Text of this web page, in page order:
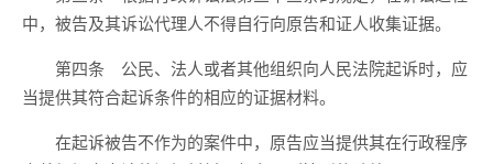
中，被告及其诉讼代理人不得自行向原告和证人收集证据。
第四条 公民、法人或者其他组织向人民法院起诉时，应
当提供其符合起诉条件的相应的证据材料。
在起诉被告不作为的案件中，原告应当提供其在行政程序